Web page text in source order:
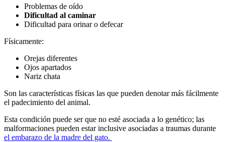
Problemas de oído
Dificultad al caminar
Dificultad para orinar o defecar
Físicamente:
Orejas diferentes
Ojos apartados
Nariz chata
Son las características físicas las que pueden denotar más fácilmente
el padecimiento del animal.
Esta condición puede ser que no esté asociada a lo genético; las
malformaciones pueden estar inclusive asociadas a traumas durante
el embarazo de la madre del gato.